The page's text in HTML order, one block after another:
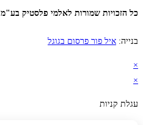
כל הזכויות שמורות לאלמי פלסטיק בע"מ
בנייה: איל פור פרסום בגוגל
×
×
עגלת קניות